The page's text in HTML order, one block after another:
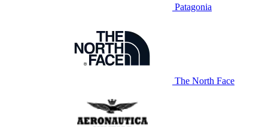
Patagonia
The North Face